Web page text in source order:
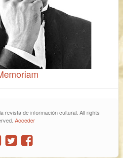
revista de información cultural. All rights
Acceder